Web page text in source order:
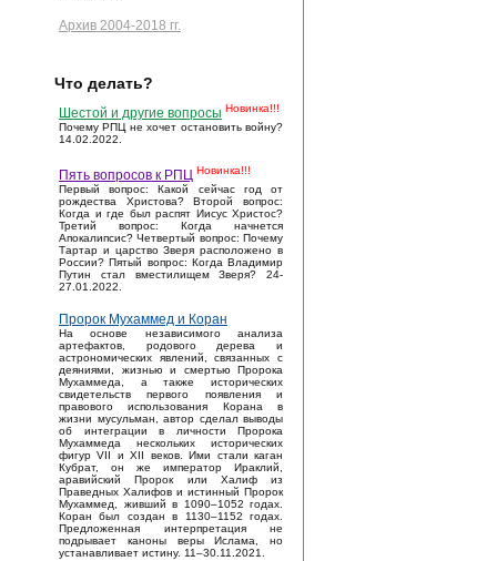
Архив 2004-2018 гг.
Что делать?
Шестой и другие вопросы Новинка!!!
Почему РПЦ не хочет остановить войну?
14.02.2022.
Пять вопросов к РПЦ Новинка!!!
Первый вопрос: Какой сейчас год от
рождества Христова? Второй вопрос:
Когда и где был распят Иисус Христос?
Третий вопрос: Когда начнется
Апокалипсис? Четвертый вопрос: Почему
Тартар и царство Зверя расположено в
России? Пятый вопрос: Когда Владимир
Путин стал вместилищем Зверя? 24-
27.01.2022.
Пророк Мухаммед и Коран
На основе независимого анализа
артефактов, родового дерева и
астрономических явлений, связанных с
деяниями, жизнью и смертью Пророка
Мухаммеда, а также исторических
свидетельств первого появления и
правового использования Корана в
жизни мусульман, автор сделал выводы
об интеграции в личности Пророка
Мухаммеда нескольких исторических
фигур VII и XII веков. Ими стали каган
Кубрат, он же император Ираклий,
аравийский Пророк или Халиф из
Праведных Халифов и истинный Пророк
Мухаммед, живший в 1090–1052 годах.
Коран был создан в 1130–1152 годах.
Предложенная интерпретация не
подрывает каноны веры Ислама, но
устанавливает истину. 11–30.11.2021.